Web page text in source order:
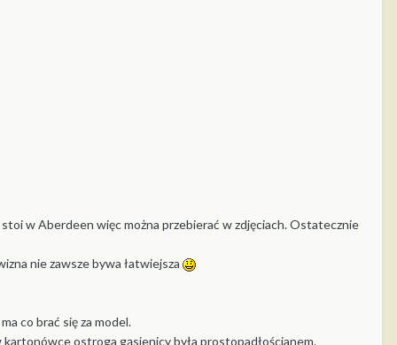
w Aberdeen więc można przebierać w zdjęciach. Ostatecznie
nie zawsze bywa łatwiejsza
co brać się za model.
kartonówce ostroga gąsienicy była prostopadłościanem.